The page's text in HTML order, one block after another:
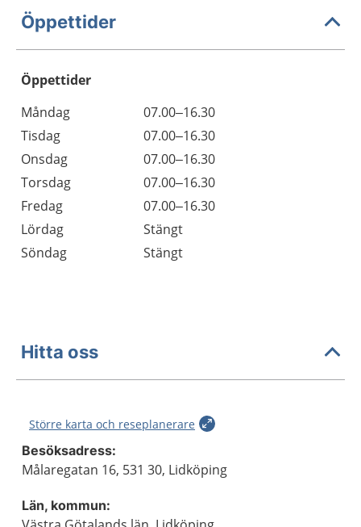
Öppettider
Öppettider
Dag
Öppettider
Kommentarer
Måndag
07.00–16.30
Tisdag
07.00–16.30
Onsdag
07.00–16.30
Torsdag
07.00–16.30
Fredag
07.00–16.30
Lördag
Stängt
Söndag
Stängt
Hitta oss
Större karta och reseplanerare
Besöksadress:
Målaregatan 16, 531 30, Lidköping
Län, kommun: